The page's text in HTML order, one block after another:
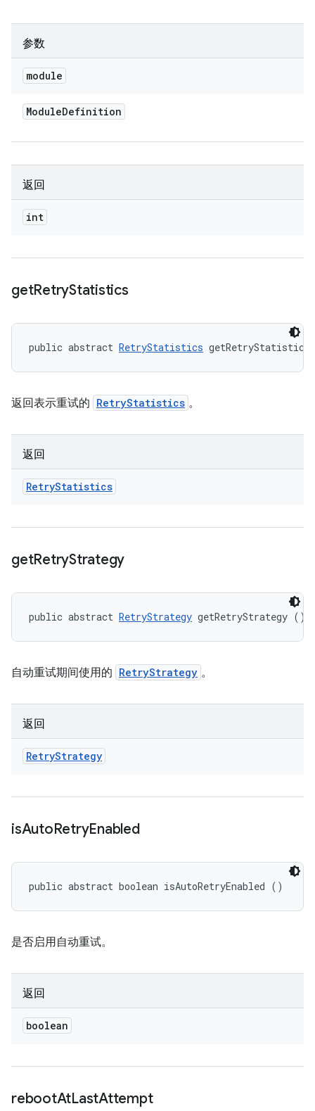
参数
module
ModuleDefinition
返回
int
getRetryStatistics
public abstract RetryStatistics
返回表示重试的 RetryStatistics 。
返回
RetryStatistics
getRetryStrategy
public abstract RetryStrategy getRetryStrategy ()
自动重试期间使用的 RetryStrategy 。
返回
RetryStrategy
isAutoRetryEnabled
public abstract boolean isAutoRetryEnabled ()
是否启用自动重试。
返回
boolean
rebootAtLastAttempt